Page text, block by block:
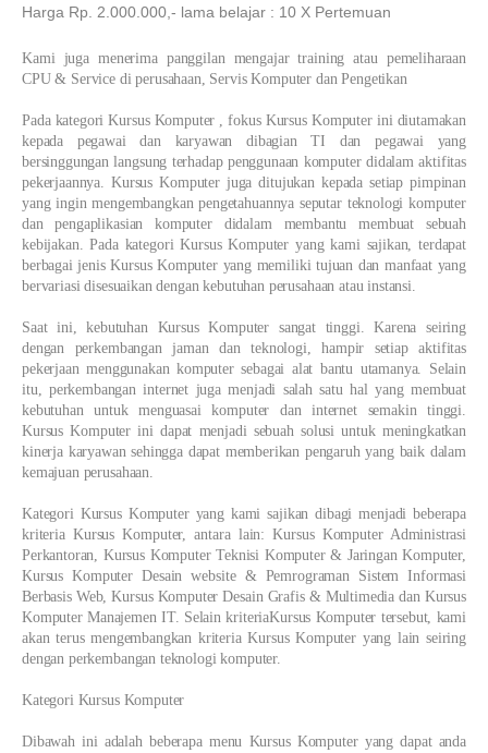
Harga Rp. 2.000.000,- lama belajar : 10 X Pertemuan
Kami juga menerima panggilan mengajar training atau pemeliharaan
CPU & Service di perusahaan, Servis Komputer dan Pengetikan
Pada kategori Kursus Komputer , fokus Kursus Komputer ini diutamakan
kepada pegawai dan karyawan dibagian TI dan pegawai yang
bersinggungan langsung terhadap penggunaan komputer didalam aktifitas
pekerjaannya. Kursus Komputer juga ditujukan kepada setiap pimpinan
yang ingin mengembangkan pengetahuannya seputar teknologi komputer
dan pengaplikasian komputer didalam membantu membuat sebuah
kebijakan. Pada kategori Kursus Komputer yang kami sajikan, terdapat
berbagai jenis Kursus Komputer yang memiliki tujuan dan manfaat yang
bervariasi disesuaikan dengan kebutuhan perusahaan atau instansi.
Saat ini, kebutuhan Kursus Komputer sangat tinggi. Karena seiring
dengan perkembangan jaman dan teknologi, hampir setiap aktifitas
pekerjaan menggunakan komputer sebagai alat bantu utamanya. Selain
itu, perkembangan internet juga menjadi salah satu hal yang membuat
kebutuhan untuk menguasai komputer dan internet semakin tinggi.
Kursus Komputer ini dapat menjadi sebuah solusi untuk meningkatkan
kinerja karyawan sehingga dapat memberikan pengaruh yang baik dalam
kemajuan perusahaan.
Kategori Kursus Komputer yang kami sajikan dibagi menjadi beberapa
kriteria Kursus Komputer, antara lain: Kursus Komputer Administrasi
Perkantoran, Kursus Komputer Teknisi Komputer & Jaringan Komputer,
Kursus Komputer Desain website & Pemrograman Sistem Informasi
Berbasis Web, Kursus Komputer Desain Grafis & Multimedia dan Kursus
Komputer Manajemen IT. Selain kriteriaKursus Komputer tersebut, kami
akan terus mengembangkan kriteria Kursus Komputer yang lain seiring
dengan perkembangan teknologi komputer.
Kategori Kursus Komputer
Dibawah ini adalah beberapa menu Kursus Komputer yang dapat anda